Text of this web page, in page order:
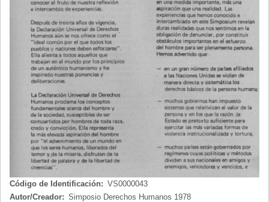
Código de Identificación: VS0000043
Autor/Creador: Simposio Derechos Humanos 1978